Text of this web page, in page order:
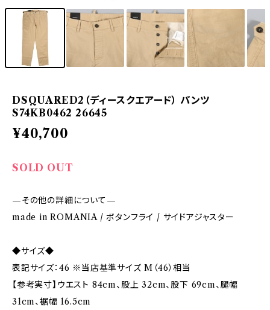
DSQUARED2（ディースクエアード） パンツ
S74KB0462 26645
¥40,700
SOLD OUT
—その他の詳細について—
made in ROMANIA / ボタンフライ / サイドアジャスター
◆サイズ◆
表記サイズ：46 ※当店基準サイズ M（46）相当
【参考実寸】ウエスト 84cm、股上 32cm、股下 69cm、腿幅
31cm、裾幅 16.5cm